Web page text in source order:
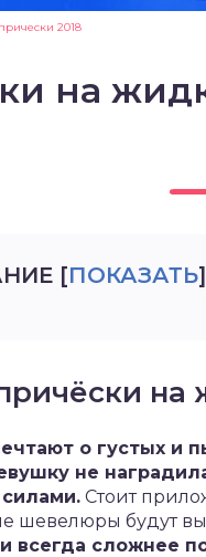
2018
на
[ПОКАЗАТЬ]
на
о густых и
не
Стоит
шевелюры будут
всегда сложнее